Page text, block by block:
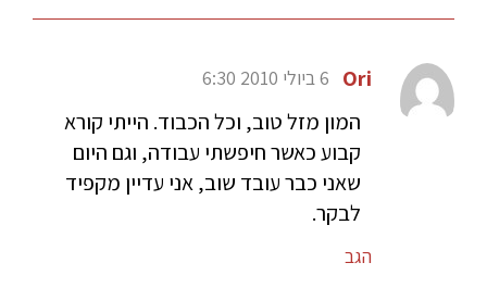
Ori 6 ביולי 2010 6:30
המון מזל טוב, וכל הכבוד. הייתי קורא
קבוע כאשר חיפשתי עבודה, וגם היום
שאני כבר עובד שוב, אני עדיין מקפיד
לבקר.
הגב